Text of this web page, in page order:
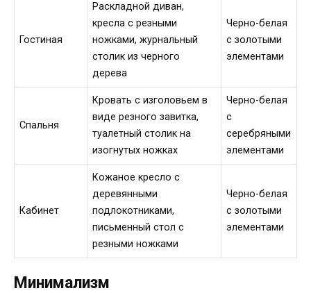
Гостиная
Раскладной диван,
кресла с резными
ножками, журнальный
столик из черного
дерева
Черно-белая
с золотыми
элементами
Спальня
Кровать с изголовьем в
виде резного завитка,
туалетный столик на
изогнутых ножках
Черно-белая
с
серебряными
элементами
Кабинет
Кожаное кресло с
деревянными
подлокотниками,
письменный стол с
резными ножками
Черно-белая
с золотыми
элементами
Минимализм